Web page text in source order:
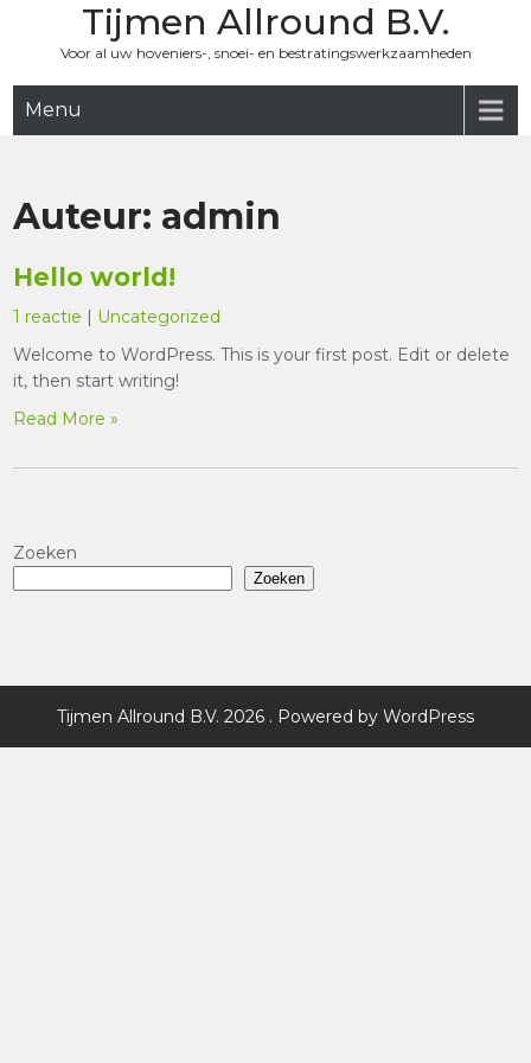
content
Tijmen Allround B.V.
Voor al uw hoveniers-, snoei- en bestratingswerkzaamheden
Menu
Auteur: admin
Hello world!
1 reactie | Uncategorized
Welcome to WordPress. This is your first post. Edit or delete
it, then start writing!
Read More »
Zoeken
Zoeken
Tijmen Allround B.V. 2026 . Powered by WordPress